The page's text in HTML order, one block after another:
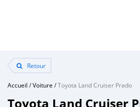
Retour
Accueil /Voiture /Toyota Land Cruiser Prado
Toyota Land Cruiser